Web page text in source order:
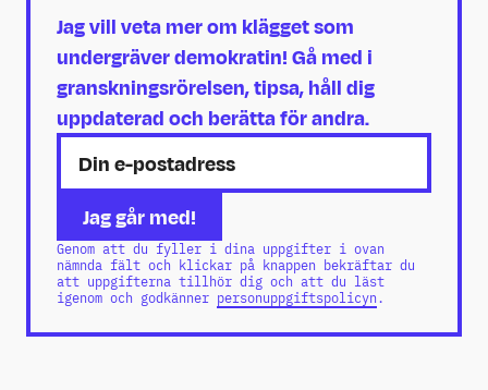
Jag vill veta mer om klägget som
undergräver demokratin! Gå med i
granskningsrörelsen, tipsa, håll dig
uppdaterad och berätta för andra.
Genom att du fyller i dina uppgifter i ovan
nämnda fält och klickar på knappen bekräftar du
att uppgifterna tillhör dig och att du läst
igenom och godkänner personuppgiftspolicyn.